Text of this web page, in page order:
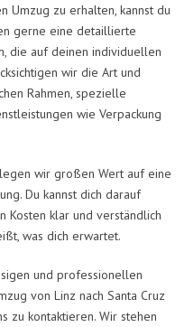
Umzug zu erhalten, kannst du
gerne eine detaillierte
die auf deinen individuellen
wir die Art und
Rahmen, spezielle
wie Verpackung
wir großen Wert auf eine
Du kannst dich darauf
Kosten klar und verständlich
was dich erwartet.
und professionellen
von Linz nach Santa Cruz
zu kontaktieren. Wir stehen